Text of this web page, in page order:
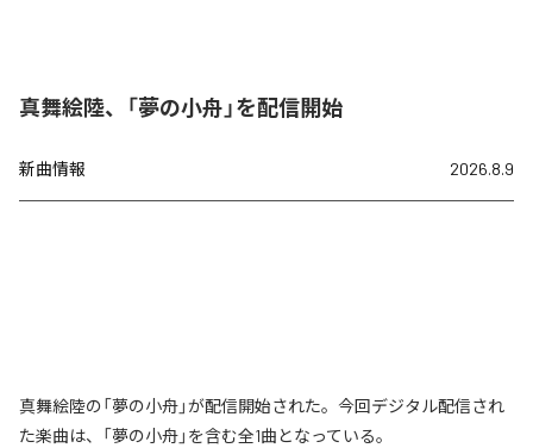
真舞絵陸、「夢の小舟」を配信開始
新曲情報 2026.8.9
真舞絵陸の「夢の小舟」が配信開始された。今回デジタル配信され
た楽曲は、「夢の小舟」を含む全1曲となっている。